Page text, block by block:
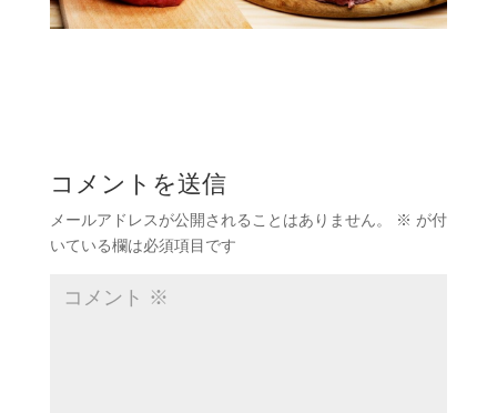
コメントを送信
メールアドレスが公開されることはありません。 ※ が付
いている欄は必須項目です